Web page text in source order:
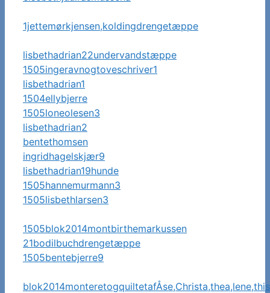
1jettemørkjensen,koldingdrengetæppe
lisbethadrian22undervandstæppe
1505ingeravnogtoveschriver1
lisbethadrian1
1504ellybjerre
1505loneolesen3
lisbethadrian2
bentethomsen
ingridhagelskjær9
lisbethadrian19hunde
1505hannemurmann3
1505lisbethlarsen3
1505blok2014montbirthemarkussen
21bodilbuchdrengetæppe
1505bentebjerre9